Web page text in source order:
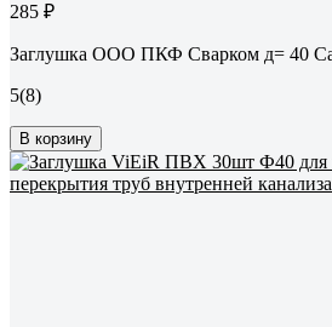
285 ₽
Заглушка ООО ПКФ Сварком д= 40
5(8)
В корзину